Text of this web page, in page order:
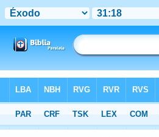
>Éxodo> Capítulo 31 > Verso 18